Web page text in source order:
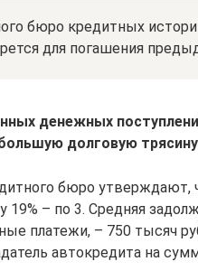
бюро кредитных
для погашения
денежных
долговую
бюро утверждают,
19% – по 3. Средняя
платежи, – 750 тысяч
автокредита на